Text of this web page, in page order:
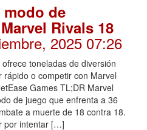
de
Rivals 18
2025 07:26
toneladas de diversión
o competir con Marvel
Games TL;DR Marvel
de juego que enfrenta a 36
a muerte de 18 contra 18.
por intentar […]